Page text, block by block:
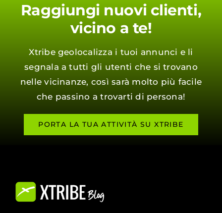
Raggiungi nuovi clienti,
vicino a te!
Xtribe geolocalizza i tuoi annunci e li
segnala a tutti gli utenti che si trovano
nelle vicinanze, così sarà molto più facile
che passino a trovarti di persona!
PORTA LA TUA ATTIVITÀ SU XTRIBE